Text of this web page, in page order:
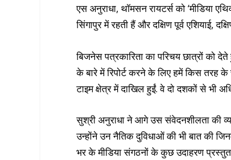
एस अनुराधा, थॉमसन रायटर्स को ‘मीडिया
सिंगापुर में रहती हैं और दक्षिण पूर्व एशियाई,
बिजनेस पत्रकारिता का परिचय छात्रों को
के बारे में रिपोर्ट करने के लिए हमें किस तरह
टाइम क्षेत्र में दाखिल हुईं. वे दो दशकों से भी
सुश्री अनुराधा ने आगे उस संवेदनशीलता की
उन्होंने उन नैतिक दुविधाओं की भी बात की
भर के मीडिया संगठनों के कुछ उदाहरण